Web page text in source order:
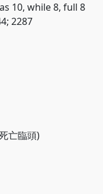
10, while 8, full 8
2287
亡臨頭)